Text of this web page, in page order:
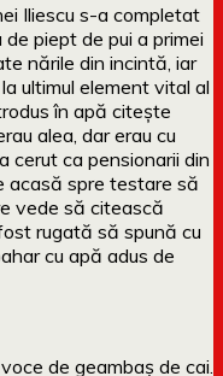
Iliescu s-a completat
piept de pui a primei
nările din incintă, iar
ultimul element vital al
în apă citește
alea, dar erau cu
cerut ca pensionarii din
acasă spre testare să
vede să citească
rugată să spună cu
cu apă adus de
de geambaș de cai.